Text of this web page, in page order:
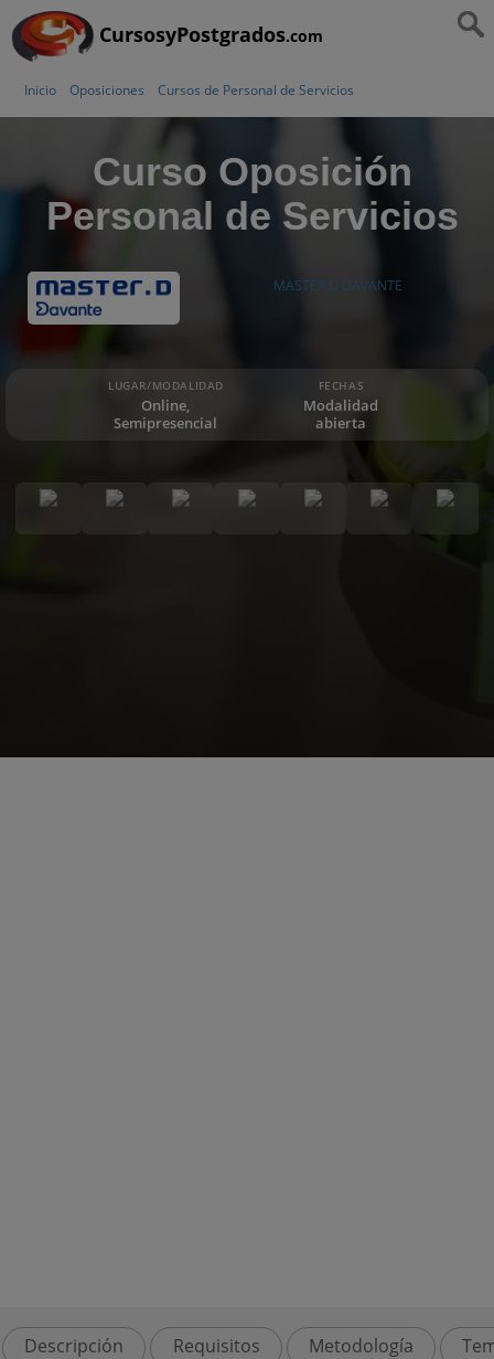
CursosyPostgrados.com
Inicio Oposiciones Cursos de Personal de Servicios
Curso Oposición
Personal de Servicios
MASTER D DAVANTE
LUGAR/MODALIDAD
Online,
Semipresencial
FECHAS
Modalidad
abierta
Descripción Requisitos Metodología